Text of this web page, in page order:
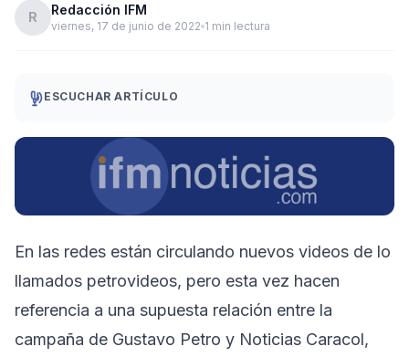
R Redacción IFM
viernes, 17 de junio de 2022 1 min lectura
ESCUCHAR ARTÍCULO
En las redes están circulando nuevos videos de lo
llamados petrovideos, pero esta vez hacen
referencia a una supuesta relación entre la
campaña de Gustavo Petro y Noticias Caracol,